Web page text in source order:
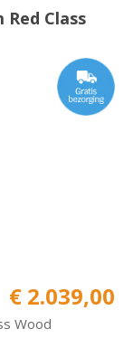
Class
€ 2.039,00
Wood